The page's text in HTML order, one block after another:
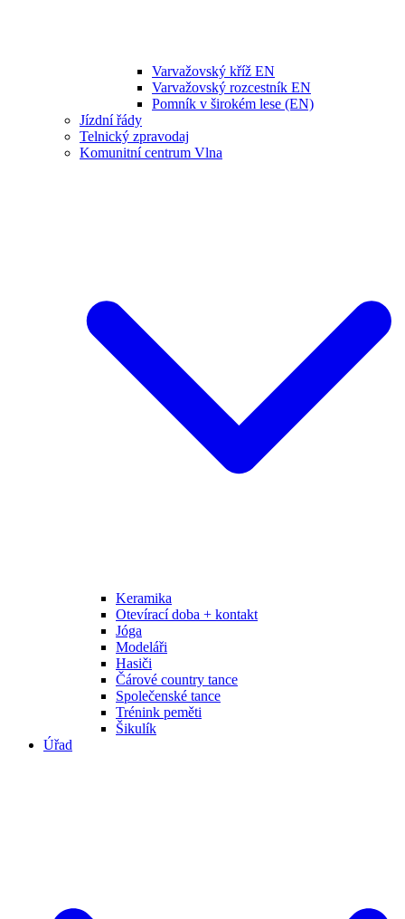
Varvažovský kříž EN
Varvažovský rozcestník EN
Pomník v širokém lese (EN)
Jízdní řády
Telnický zpravodaj
Komunitní centrum Vlna
Keramika
Otevírací doba + kontakt
Jóga
Modeláři
Hasiči
Čárové country tance
Společenské tance
Trénink peměti
Šikulík
Úřad